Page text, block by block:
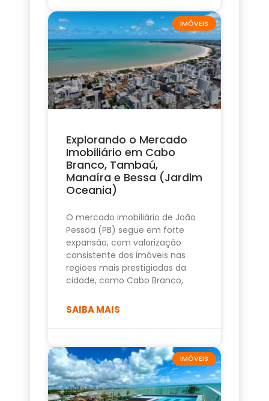
IMÓVEIS
Explorando o Mercado
Imobiliário em Cabo
Branco, Tambaú,
Manaíra e Bessa (Jardim
Oceania)
O mercado imobiliário de João
Pessoa (PB) segue em forte
expansão, com valorização
consistente dos imóveis nas
regiões mais prestigiadas da
cidade, como Cabo Branco,
SAIBA MAIS
IMÓVEIS